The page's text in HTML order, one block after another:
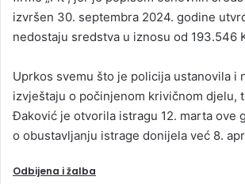
izvršen 30. septembra 2024. godine
nedostaju sredstva u iznosu od 193.546
Uprkos svemu što je policija ustanovila i
izvještaju o počinjenom krivičnom djelu,
Đaković je otvorila istragu 12. marta ove
o obustavljanju istrage donijela već 8.
Odbijena i žalba